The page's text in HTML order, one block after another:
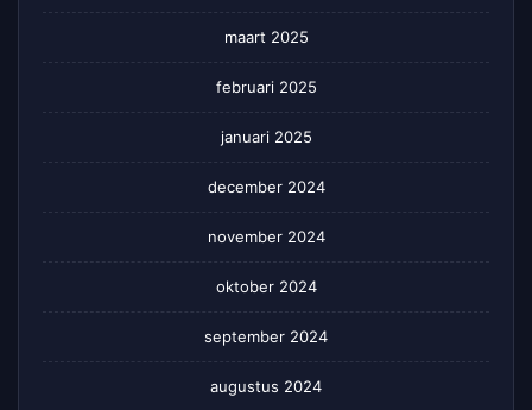
maart 2025
februari 2025
januari 2025
december 2024
november 2024
oktober 2024
september 2024
augustus 2024